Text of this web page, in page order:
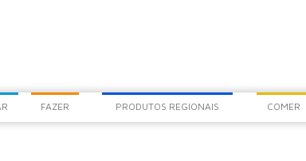
FAZER PRODUTOS REGIONAIS COMER